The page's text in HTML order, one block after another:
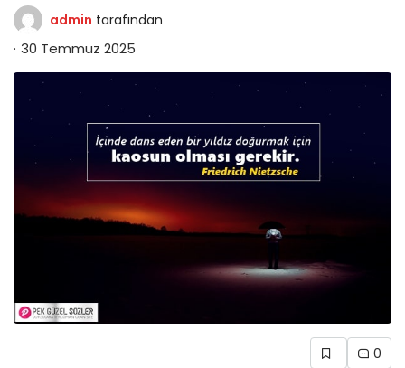
admin tarafından
30 Temmuz 2025
0